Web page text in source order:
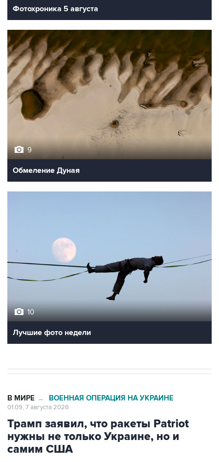
Фотохроника 5 августа
9
Обмеление Дуная
10
Лучшие фото недели
В МИРЕ → ВОЕННАЯ ОПЕРАЦИЯ НА УКРАИНЕ
01:09, 7 августа 2026
Трамп заявил, что ракеты Patriot
нужны не только Украине, но и
самим США